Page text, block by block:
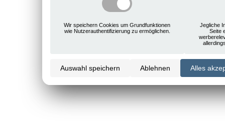
Wir speichern Cookies um Grundfunktionen
wie Nutzerauthentifizierung zu ermöglichen.
Jegliche
Seite
Auswahl speichern Ablehnen Alles